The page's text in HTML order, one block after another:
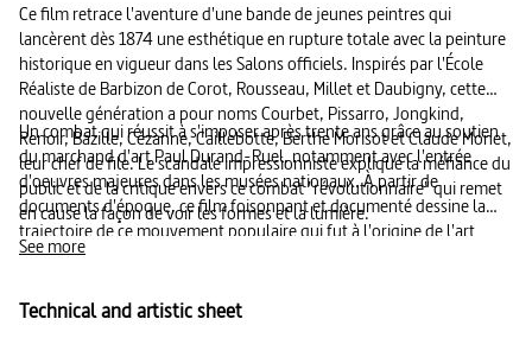
Ce film retrace l'aventure d'une bande de jeunes peintres qui
lancèrent dès 1874 une esthétique en rupture totale avec la peinture
historique en vigueur dans les Salons officiels. Inspirés par l'École
Réaliste de Barbizon de Corot, Rousseau, Millet et Daubigny, cette
nouvelle génération a pour noms Courbet, Pissarro, Jongkind,
Renoir, Bazille, Cézanne, Caillebotte, Berthe Morisot et Claude Monet,
leur chef de file. Le scandale impressionniste explique la méfiance du
public et de la critique envers ce combat "révolutionnaire" qui remet
en cause la façon de voir les formes et la lumière.
Un combat qui réussit à s'imposer après trente ans grâce au soutien
du marchand d'art Paul Durand-Ruel, notamment avec l'entrée
d'oeuvres majeures dans les musées nationaux. À partir de
documents d'époque, ce film foisonnant et documenté dessine la
trajectoire de ce mouvement populaire qui fut à l'origine de l'art
moderne.
See more
Technical and artistic sheet